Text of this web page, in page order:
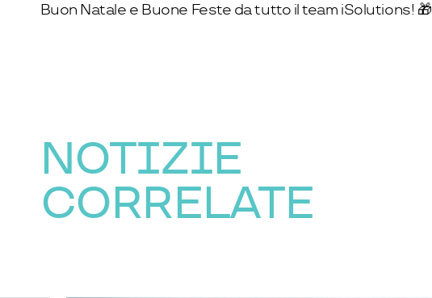
Buon Natale e Buone Feste da tutto il team iSolutions! 🎁
NOTIZIE
CORRELATE